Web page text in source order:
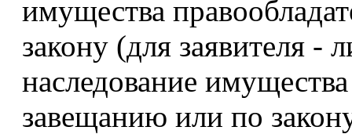
имущества
закону (для заявителя -
наследование
завещанию или по